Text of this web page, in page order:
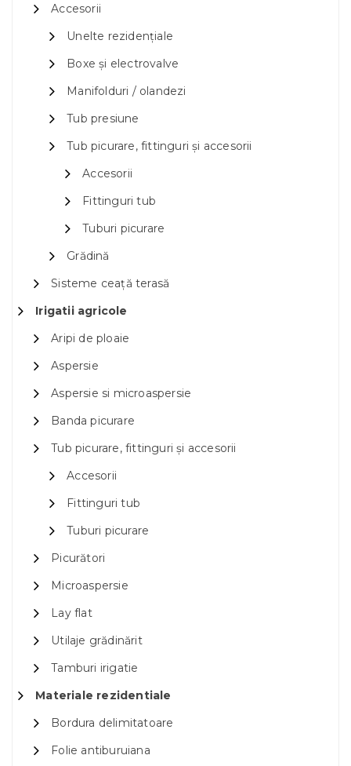
Accesorii
Unelte rezidențiale
Boxe și electrovalve
Manifolduri / olandezi
Tub presiune
Tub picurare, fittinguri și accesorii
Accesorii
Fittinguri tub
Tuburi picurare
Grădină
Sisteme ceață terasă
Irigatii agricole
Aripi de ploaie
Aspersie
Aspersie si microaspersie
Banda picurare
Tub picurare, fittinguri și accesorii
Accesorii
Fittinguri tub
Tuburi picurare
Picurători
Microaspersie
Lay flat
Utilaje grădinărit
Tamburi irigatie
Materiale rezidentiale
Bordura delimitatoare
Folie antiburuiana